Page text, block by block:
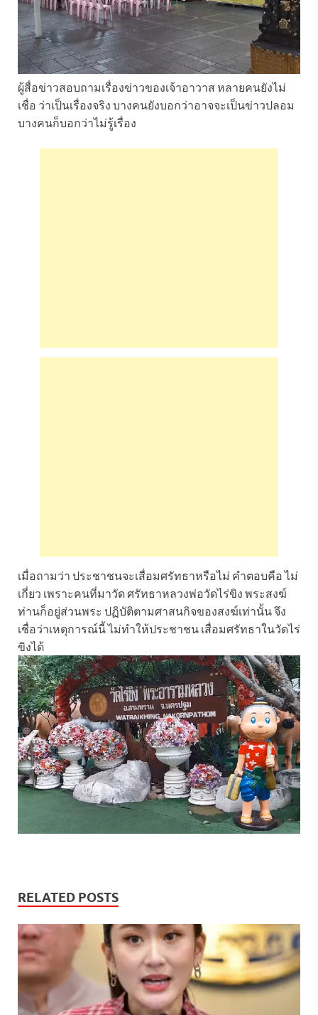
ผู้สื่อข่าวสอบถามเรื่องข่าวของเจ้าอาวาส หลายคนยังไม่
เชื่อ ว่าเป็นเรื่องจริง บางคนยังบอกว่าอาจจะเป็นข่าวปลอม
บางคนก็บอกว่าไม่รู้เรื่อง
เมื่อถามว่า ประชาชนจะเสื่อมศรัทธาหรือไม่ คำตอบคือ ไม่
เกี่ยว เพราะคนที่มาวัด ศรัทธาหลวงพ่อวัดไร่ขิง พระสงฆ์
ท่านก็อยู่ส่วนพระ ปฏิบัติตามศาสนกิจของสงฆ์เท่านั้น จึง
เชื่อว่าเหตุการณ์นี้ ไม่ทำให้ประชาชน เสื่อมศรัทธาในวัดไร่
ขิงได้
RELATED POSTS